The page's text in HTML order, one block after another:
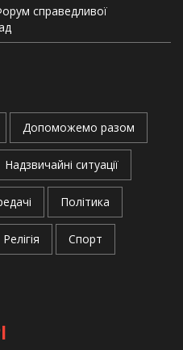
справедливої
Допоможемо разом
Надзвичайні ситуації
Політика
Релігія Спорт